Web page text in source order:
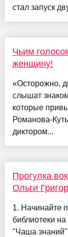
стал запуск
Чьим
женщину!
«Осторожно,
слышат
которые
Романова-
диктором...
Прогулка
Ольги
1. Начинайте
библиотеки
"Чаша